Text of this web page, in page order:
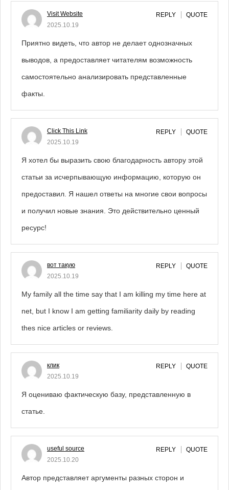
Visit Website
2025.10.19
REPLY QUOTE
Приятно видеть, что автор не делает однозначных
выводов, а предоставляет читателям возможность
самостоятельно анализировать представленные
факты.
Click This Link
2025.10.19
REPLY QUOTE
Я хотел бы выразить свою благодарность автору этой
статьи за исчерпывающую информацию, которую он
предоставил. Я нашел ответы на многие свои вопросы
и получил новые знания. Это действительно ценный
ресурс!
вот такую
2025.10.19
REPLY QUOTE
My family all the time say that I am killing my time here at
net, but I know I am getting familiarity daily by reading
thes nice articles or reviews.
клик
2025.10.19
REPLY QUOTE
Я оцениваю фактическую базу, представленную в
статье.
useful source
2025.10.20
REPLY QUOTE
Автор представляет аргументы разных сторон и